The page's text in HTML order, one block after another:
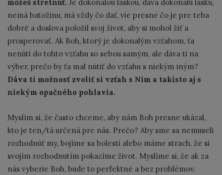
môžeš stretnúť. Je dokonalou láskou, dáva dokonalú lásku,
nemá batožinu, má vždy čo dať, vie presne čo je pre teba
dobré a doslova položil svoj život, aby si mohol žiť a
prosperovať. Ak Boh, ktorý je dokonalým vzťahom, ťa
nenúti do tohto vzťahu so sebou samým, ale dáva ti na
výber, prečo by ťa mal nútiť do vzťahu s niekým iným?
Dáva ti možnosť zvoliť si vzťah s Ním a takisto aj s
niekým opačného pohlavia.
Myslím si, že často chceme, aby nám Boh presne ukázal,
kto je ten/tá určená pre nás. Prečo? Aby sme sa nemuseli
rozhodnúť my, bojíme sa bolesti alebo máme strach, že si
svojím rozhodnutím pokazíme život. Myslíme si, že ak za
nás vyberie Boh, bude to perfektné a bez problémov.